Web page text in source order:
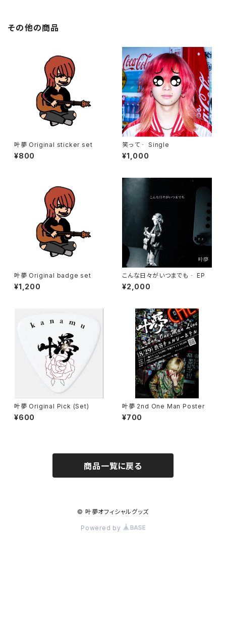
その他の商品
叶夢 Original sticker set
¥800
笑って‐ Single
¥1,000
叶夢 Original badge set
¥1,200
こんな日々がいつまでも‐ EP
¥2,000
叶夢 Original Pick (Set)
¥600
叶夢 2nd One Man Poster
¥700
商品一覧に戻る
© 叶夢オフィシャルグッズ
Powered by